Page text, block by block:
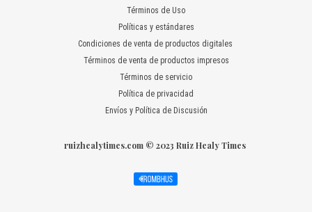
Términos de Uso
Políticas y estándares
Condiciones de venta de productos digitales
Términos de venta de productos impresos
Términos de servicio
Política de privacidad
Envíos y Política de Discusión
ruizhealytimes.com © 2023 Ruiz Healy Times